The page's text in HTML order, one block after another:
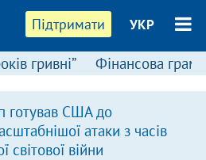
Підтримати УКР
гривні” Фінансова
готував США до
атаки з часів
світової війни